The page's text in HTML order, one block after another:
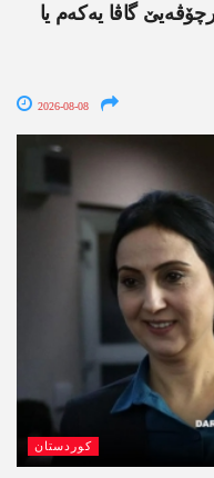
گاڤا یەکەم یا
2026-08-08
کوردستان